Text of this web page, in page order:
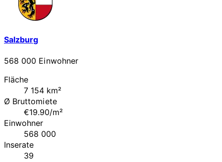
Salzburg
568 000 Einwohner
Fläche
7 154 km²
Ø Bruttomiete
€19.90/m²
Einwohner
568 000
Inserate
39